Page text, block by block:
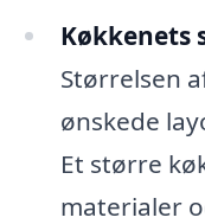
Køkkenets
Størrelsen
ønskede
Et større
materialer